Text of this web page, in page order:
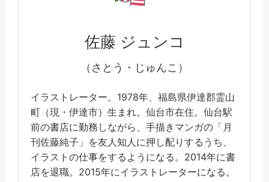
佐藤 ジュンコ
（さとう・じゅんこ）
イラストレーター。1978年、福島県伊達郡霊山
町（現・伊達市）生まれ。仙台市在住。仙台駅
前の書店に勤務しながら、手描きマンガの「月
刊佐藤純子」を友人知人に押し配りするうち、
イラストの仕事をするようになる。2014年に書
店を退職。2015年にイラストレーターになる。